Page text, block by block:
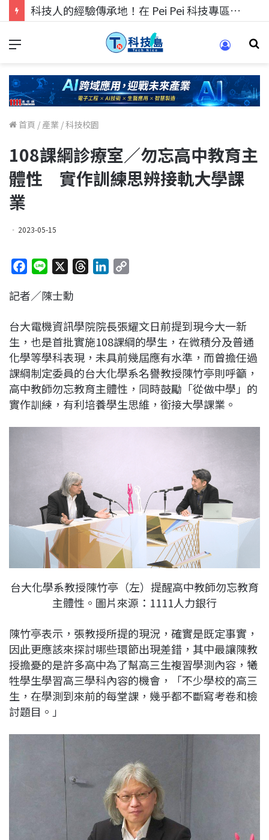
科技人的經驗傳承地！在 Pei Pei 科技專區，與學弟妹交流最硬核的技術
首頁 / 產業 /科技校園
108課綱診療室／勿忘高中教育主
體性 實作訓練思辨接軌大學課
業
2023-05-15
c
b
o
o
k
n
a
d
s
e
d
I
n
L
i
n
k
記者／陳士勳
台大電機資訊學院院長張耀文日前提到現今大一新
生，也是首批實施108課綱的學生，在微積分及普通
化學等學科表現，未具前幾屆應有水準，而曾擔任過
課綱制定委員的台大化學系名譽教授陳竹亭則呼籲，
高中教師勿忘教育主體性，同時鼓勵「從做中學」的
實作訓練，有利培養學生思維，銜接大學課業。
台大化學系教授陳竹亭（左）提醒高中教師勿忘教育
主體性。圖片來源：1111人力銀行
陳竹亭表示，張教授所提的現況，確實是既定事實，
因此更應該來探討哪些環節出現差錯，其中最讓陳教
授擔憂的是許多高中為了幫高三生複習學測內容，犧
牲學生學習高三學科內容的機會，「不少學校的高三
生，在學測到來前的每堂課，幾乎都不斷寫考卷和檢
討題目。」